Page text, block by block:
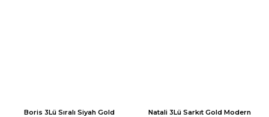
Boris 3Lü Sıralı Siyah Gold
Natali 3Lü Sarkıt Gold Modern